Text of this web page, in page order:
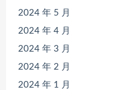
2024 年 5 月
2024 年 4 月
2024 年 3 月
2024 年 2 月
2024 年 1 月